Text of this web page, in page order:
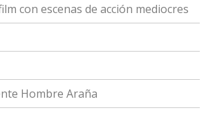
con escenas de acción mediocres
Hombre Araña